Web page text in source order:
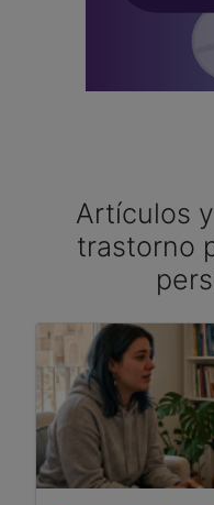
Artículos
trastorno